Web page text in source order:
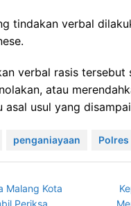
tindakan verbal
verbal rasis
atau
asal usul yang
penganiayaan Polres
Malang Kota
Periksa